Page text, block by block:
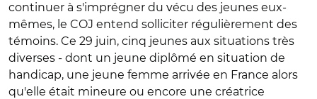
continuer à s'imprégner du vécu des jeunes eux-
mêmes, le COJ entend solliciter régulièrement des
témoins. Ce 29 juin, cinq jeunes aux situations très
diverses - dont un jeune diplômé en situation de
handicap, une jeune femme arrivée en France alors
qu'elle était mineure ou encore une créatrice